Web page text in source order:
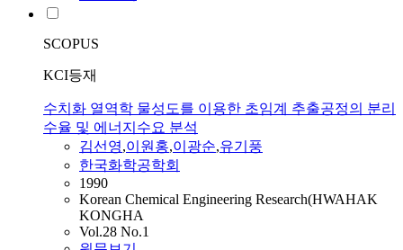
SCOPUS
KCI등재
수치화 열역학 물성도를 이용한 초임계 추출공정의 분리
수율 및 에너지수요 분석
김선영,이원홍,이광순,유기풍
한국화학공학회
1990
Korean Chemical Engineering Research(HWAHAK
KONGHA
Vol.28 No.1